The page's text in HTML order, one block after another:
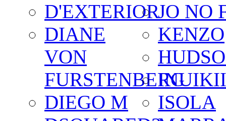
D'EXTERIOR
DIANE
VON
FURSTENBERG
DIEGO M
JO NO
KENZO
INUIKII
ISOLA